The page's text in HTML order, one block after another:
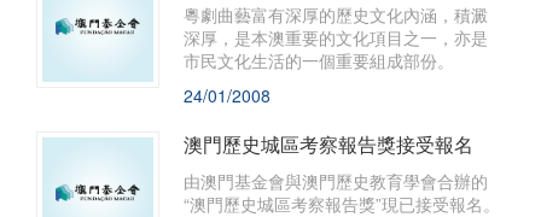
粵劇曲藝富有深厚的歷史文化內涵，積澱
深厚，是本澳重要的文化項目之一，亦是
市民文化生活的一個重要組成部份。
24/01/2008
澳門歷史城區考察報告獎接受報名
由澳門基金會與澳門歷史教育學會合辦的
“澳門歷史城區考察報告獎”現已接受報名。